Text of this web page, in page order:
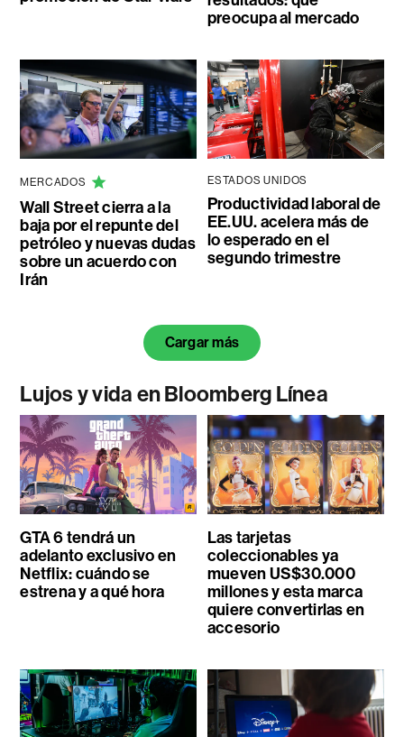
preocupa al mercado
MERCADOS
Wall Street cierra a la
baja por el repunte del
petróleo y nuevas dudas
sobre un acuerdo con
Irán
ESTADOS UNIDOS
Productividad laboral de
EE.UU. acelera más de
lo esperado en el
segundo trimestre
Cargar más
Lujos y vida en Bloomberg Línea
GTA 6 tendrá un
adelanto exclusivo en
Netflix: cuándo se
estrena y a qué hora
Las tarjetas
coleccionables ya
mueven US$30.000
millones y esta marca
quiere convertirlas en
accesorio